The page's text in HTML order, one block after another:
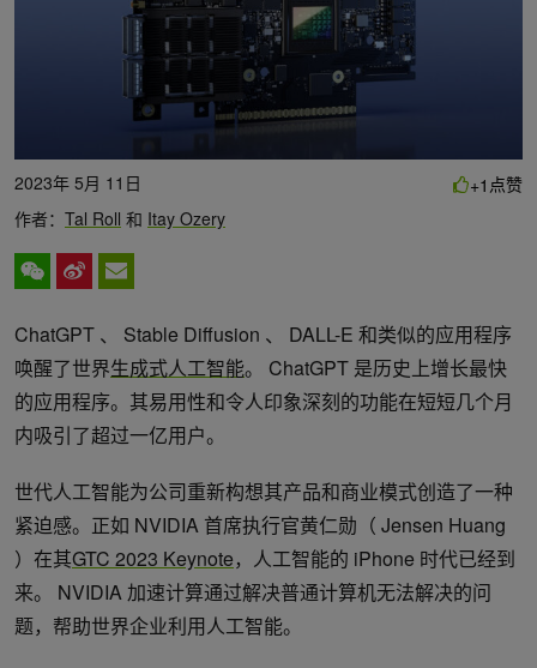
2023年 5月 11日
作者： Tal Roll 和 Itay Ozery
+1 点赞
ChatGPT 、 Stable Diffusion 、 DALL-E 和类似的应用程序
唤醒了世界生成式人工智能。 ChatGPT 是历史上增长最快
的应用程序。其易用性和令人印象深刻的功能在短短几个月
内吸引了超过一亿用户。
世代人工智能为公司重新构想其产品和商业模式创造了一种
紧迫感。正如 NVIDIA 首席执行官黄仁勋（ Jensen Huang
）在其GTC 2023 Keynote，人工智能的 iPhone 时代已经到
来。 NVIDIA 加速计算通过解决普通计算机无法解决的问
题，帮助世界企业利用人工智能。